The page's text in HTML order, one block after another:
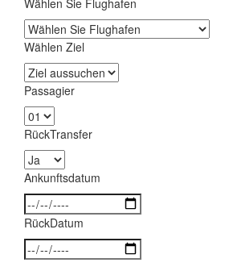
Wählen Ziel
Passagier
RückTransfer
Ankunftsdatum
RückDatum